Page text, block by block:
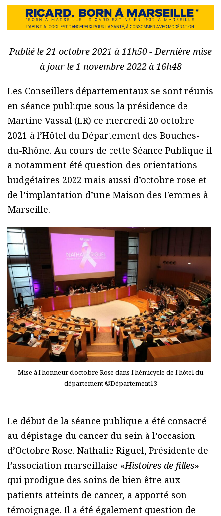
Publié le 21 octobre 2021 à 11h50 - Dernière mise
à jour le 1 novembre 2022 à 16h48
Les Conseillers départementaux se sont réunis
en séance publique sous la présidence de
Martine Vassal (LR) ce mercredi 20 octobre
2021 à l’Hôtel du Département des Bouches-
du-Rhône. Au cours de cette Séance Publique il
a notamment été question des orientations
budgétaires 2022 mais aussi d’octobre rose et
de l’implantation d’une Maison des Femmes à
Marseille.
Mise à l’honneur d’octobre Rose dans l’hémicycle de l’hôtel du
département ©Département13
Le début de la séance publique a été consacré
au dépistage du cancer du sein à l’occasion
d’Octobre Rose. Nathalie Riguel, Présidente de
l’association marseillaise «Histoires de filles»
qui prodigue des soins de bien être aux
patients atteints de cancer, a apporté son
témoignage. Il a été également question de